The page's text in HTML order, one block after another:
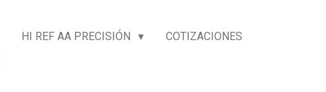
HI REF AA PRECISIÓN
COTIZACIONES